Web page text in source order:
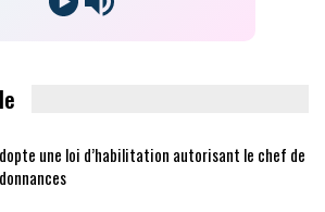
une loi d’habilitation autorisant le chef de